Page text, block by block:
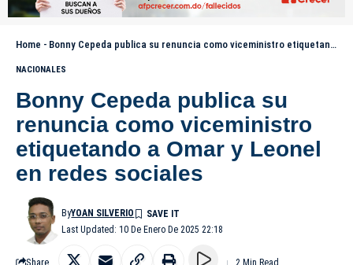
Home - Bonny Cepeda publica su renuncia como viceministro etiquetando a Omar y Leonel en redes sociales
NACIONALES
Bonny Cepeda publica su
renuncia como viceministro
etiquetando a Omar y Leonel
en redes sociales
Last Updated: 10 De Enero De 2025 22:18
ByYOAN SILVERIO
Share 2 Min Read